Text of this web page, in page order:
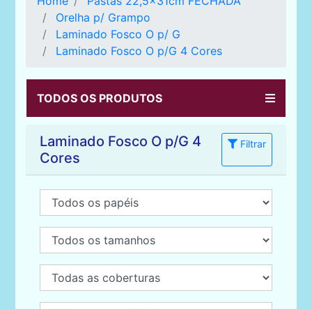
Orelha p/ Grampo
Laminado Fosco O p/ G
Laminado Fosco O p/G 4 Cores
TODOS OS PRODUTOS
Laminado Fosco O p/G 4
Cores
Filtrar